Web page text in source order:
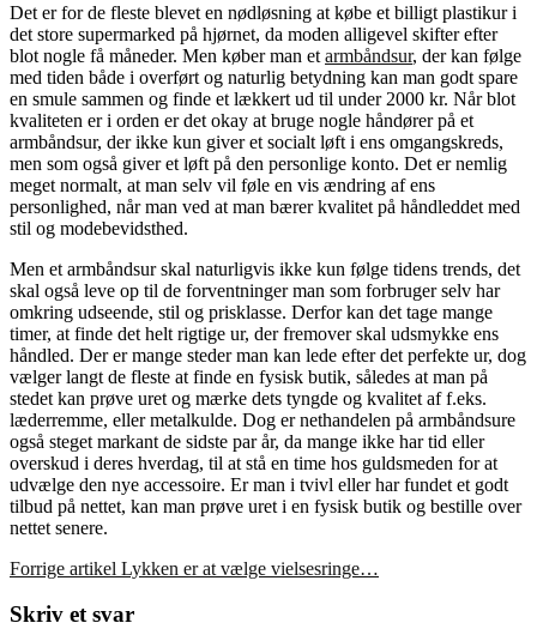
Det er for de fleste blevet en nødløsning at købe et billigt plastikur i
det store supermarked på hjørnet, da moden alligevel skifter efter
blot nogle få måneder. Men køber man et armbåndsur, der kan følge
med tiden både i overført og naturlig betydning kan man godt spare
en smule sammen og finde et lækkert ud til under 2000 kr. Når blot
kvaliteten er i orden er det okay at bruge nogle håndører på et
armbåndsur, der ikke kun giver et socialt løft i ens omgangskreds,
men som også giver et løft på den personlige konto. Det er nemlig
meget normalt, at man selv vil føle en vis ændring af ens
personlighed, når man ved at man bærer kvalitet på håndleddet med
stil og modebevidsthed.
Men et armbåndsur skal naturligvis ikke kun følge tidens trends, det
skal også leve op til de forventninger man som forbruger selv har
omkring udseende, stil og prisklasse. Derfor kan det tage mange
timer, at finde det helt rigtige ur, der fremover skal udsmykke ens
håndled. Der er mange steder man kan lede efter det perfekte ur, dog
vælger langt de fleste at finde en fysisk butik, således at man på
stedet kan prøve uret og mærke dets tyngde og kvalitet af f.eks.
læderremme, eller metalkulde. Dog er nethandelen på armbåndsure
også steget markant de sidste par år, da mange ikke har tid eller
overskud i deres hverdag, til at stå en time hos guldsmeden for at
udvælge den nye accessoire. Er man i tvivl eller har fundet et godt
tilbud på nettet, kan man prøve uret i en fysisk butik og bestille over
nettet senere.
Læs
videre
Forrige artikel Lykken er at vælge vielsesringe…
Skriv et svar